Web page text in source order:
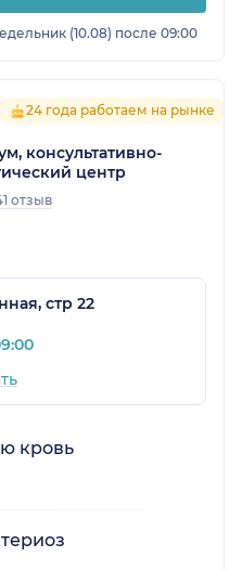
(10.08) после 09:00
24 года работаем на рынке
консультативно-
центр
отзыв
стр 22
кровь